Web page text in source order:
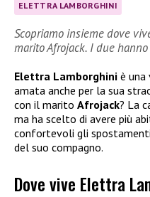
ELETTRA LAMBORGHINI
Scopriamo insieme dove
marito Afrojack. I due
Elettra Lamborghini è una
amata anche per la sua
con il marito Afrojack? La
ma ha scelto di avere più
confortevoli gli
del suo compagno.
Dove vive Elettra